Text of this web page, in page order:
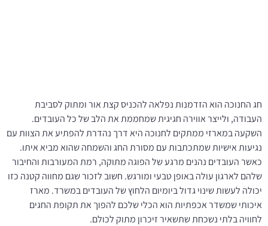
חג החנוכה הוא הזדמנות נפלאה להכניס קצת אור ומתוק לסביבת
העבודה, ולייצר אווירה חגיגית שמחממת את הלב של כל העובדים.
השקעה במארזי ממתקים לחנוכה היא דרך נהדרת להפתיע את הצוות עם
נגיעות אישיות שמתכתבות עם מסורת החג והשמחה שהוא מביא איתו.
כאשר העובדים נהנים מרגע של הפוגה מתוקה, רמת המעורבות והחיבור
שלהם לארגון עולה באופן טבעי ומורגש. חשוב לזכור שגם מחווה קטנה כזו
יכולה לעשות שינוי גדול ביומיום הלחוץ של העובדים במשרד. מארז
איכותי שמשדר אכפתיות הוא הכלי שלכם להפוך את תקופת החגים
לחוויה בלתי נשכחת שתשאיר זיכרון מתוק לכולם.